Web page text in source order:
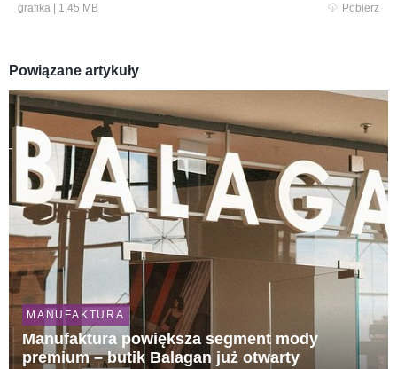
grafika | 1,45 MB Pobierz
Powiązane artykuły
MANUFAKTURA
Manufaktura powiększa segment mody
premium – butik Balagan już otwarty